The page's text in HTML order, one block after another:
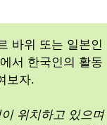
바위 또는 일본인
서 한국인의 활동
보자.
위치하고 있으며